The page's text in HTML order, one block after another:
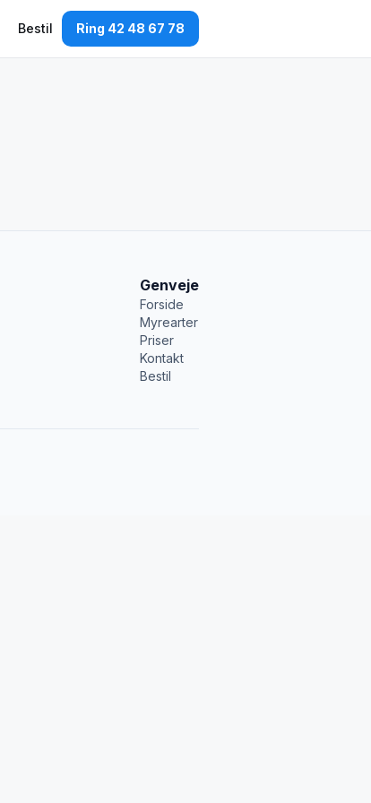
Bestil Ring 42 48 67 78
Genveje
Forside
Myrearter
Priser
Kontakt
Bestil